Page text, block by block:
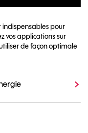
indispensables pour
vos applications sur
de façon optimale